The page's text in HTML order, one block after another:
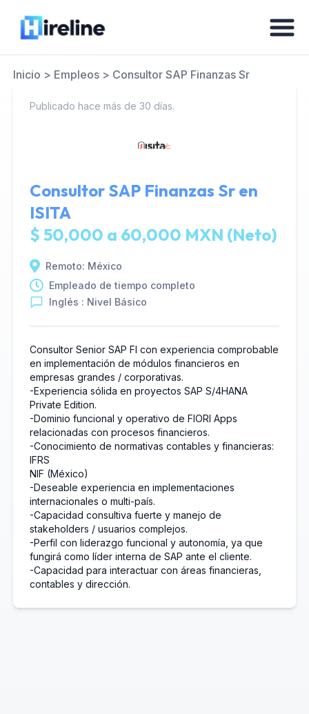
Inicio > Empleos> Consultor SAP Finanzas Sr
Publicado hace más de 30 días.
Consultor SAP Finanzas Sr en
ISITA
$ 50,000 a 60,000 MXN (Neto)
Remoto: México
Empleado de tiempo completo
Inglés : Nivel Básico
Consultor Senior SAP FI con experiencia comprobable
en implementación de módulos financieros en
empresas grandes / corporativas.
-Experiencia sólida en proyectos SAP S/4HANA
Private Edition.
-Dominio funcional y operativo de FIORI Apps
relacionadas con procesos financieros.
-Conocimiento de normativas contables y financieras:
IFRS
NIF (México)
-Deseable experiencia en implementaciones
internacionales o multi-país.
-Capacidad consultiva fuerte y manejo de
stakeholders / usuarios complejos.
-Perfil con liderazgo funcional y autonomía, ya que
fungirá como líder interna de SAP ante el cliente.
-Capacidad para interactuar con áreas financieras,
contables y dirección.